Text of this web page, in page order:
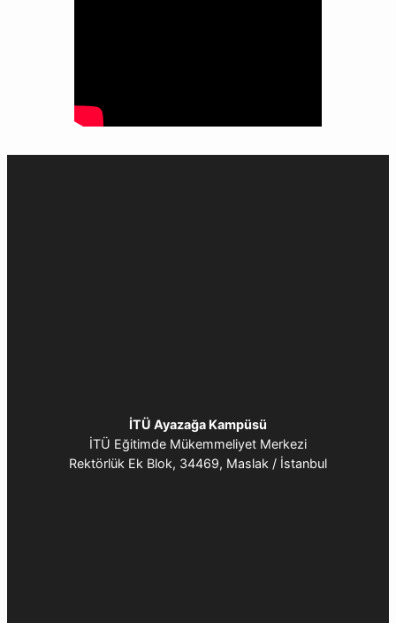
İTÜ Ayazağa Kampüsü
İTÜ Eğitimde Mükemmeliyet Merkezi
Rektörlük Ek Blok, 34469, Maslak / İstanbul